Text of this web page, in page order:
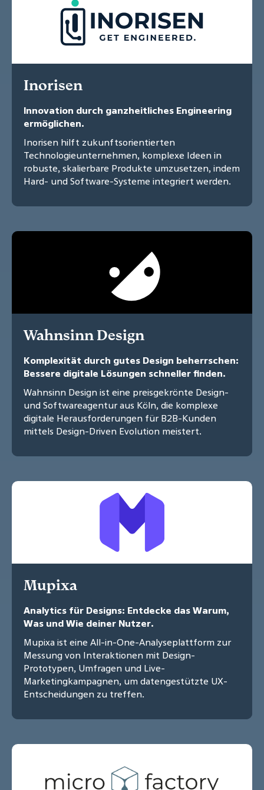
Inorisen
Innovation durch ganzheitliches Engineering
ermöglichen.
Inorisen hilft zukunftsorientierten
Technologieunternehmen, komplexe Ideen in
robuste, skalierbare Produkte umzusetzen, indem
Hard- und Software-Systeme integriert werden.
Wahnsinn Design
Komplexität durch gutes Design beherrschen:
Bessere digitale Lösungen schneller finden.
Wahnsinn Design ist eine preisgekrönte Design-
und Softwareagentur aus Köln, die komplexe
digitale Herausforderungen für B2B-Kunden
mittels Design-Driven Evolution meistert.
Mupixa
Analytics für Designs: Entdecke das Warum,
Was und Wie deiner Nutzer.
Mupixa ist eine All-in-One-Analyseplattform zur
Messung von Interaktionen mit Design-
Prototypen, Umfragen und Live-
Marketingkampagnen, um datengestützte UX-
Entscheidungen zu treffen.